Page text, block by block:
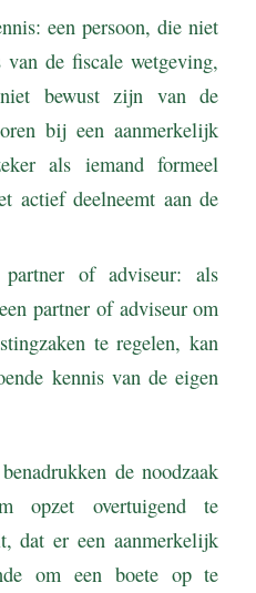
een persoon, die niet
de fiscale wetgeving,
bewust zijn van de
bij een aanmerkelijk
als iemand formeel
actief deelneemt aan de
of adviseur: als
partner of adviseur om
te regelen, kan
kennis van de eigen
de noodzaak
opzet overtuigend te
dat er een aanmerkelijk
om een boete op te